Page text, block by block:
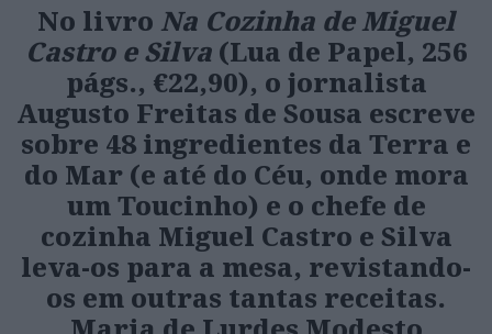
No livro Na Cozinha de Miguel
Castro e Silva(Lua de Papel, 256
págs., €22,90), o jornalista
Augusto Freitas de Sousa escreve
sobre 48 ingredientes da Terra e
do Mar (e até do Céu, onde mora
um Toucinho) e o chefe de
cozinha Miguel Castro e Silva
leva-os para a mesa, revistando-
os em outras tantas receitas.